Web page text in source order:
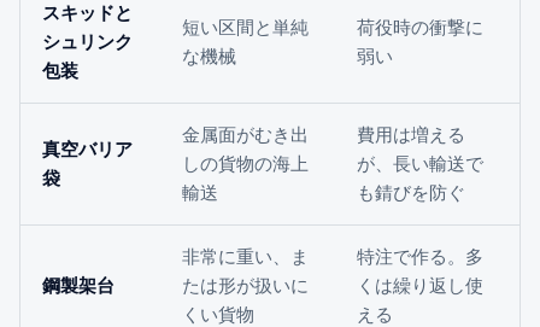
スキッドと
シュリンク
包装
短い区間と単純
な機械
荷役時の衝撃に
弱い
真空バリア
袋
金属面がむき出
しの貨物の海上
輸送
費用は増える
が、長い輸送で
も錆びを防ぐ
鋼製架台
非常に重い、ま
たは形が扱いに
くい貨物
特注で作る。多
くは繰り返し使
える